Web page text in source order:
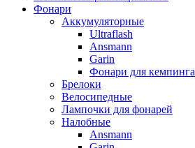
Фонари
Аккумуляторные
Ultraflash
Ansmann
Garin
Фонари для кемпинга
Брелоки
Велосипедные
Лампочки для фонарей
Налобные
Ansmann